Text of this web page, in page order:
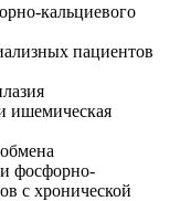
кальциевого
пациентов
ишемическая
фосфорно-
с хронической